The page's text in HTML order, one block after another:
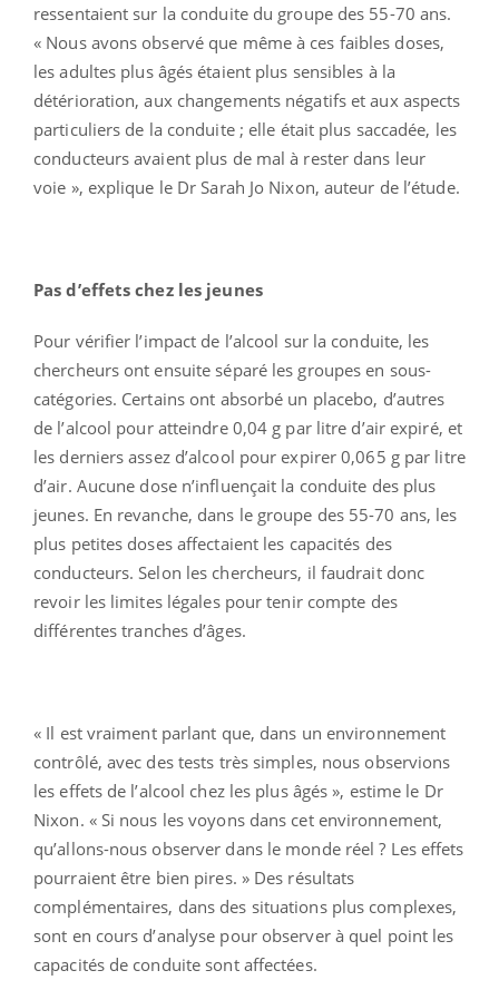
ressentaient sur la conduite du groupe des 55-70 ans.
« Nous avons observé que même à ces faibles doses,
les adultes plus âgés étaient plus sensibles à la
détérioration, aux changements négatifs et aux aspects
particuliers de la conduite ; elle était plus saccadée, les
conducteurs avaient plus de mal à rester dans leur
voie », explique le Dr Sarah Jo Nixon, auteur de l’étude.
Pas d’effets chez les jeunes
Pour vérifier l’impact de l’alcool sur la conduite, les
chercheurs ont ensuite séparé les groupes en sous-
catégories. Certains ont absorbé un placebo, d’autres
de l’alcool pour atteindre 0,04 g par litre d’air expiré, et
les derniers assez d’alcool pour expirer 0,065 g par litre
d’air. Aucune dose n’influençait la conduite des plus
jeunes. En revanche, dans le groupe des 55-70 ans, les
plus petites doses affectaient les capacités des
conducteurs. Selon les chercheurs, il faudrait donc
revoir les limites légales pour tenir compte des
différentes tranches d’âges.
« Il est vraiment parlant que, dans un environnement
contrôlé, avec des tests très simples, nous observions
les effets de l’alcool chez les plus âgés », estime le Dr
Nixon. « Si nous les voyons dans cet environnement,
qu’allons-nous observer dans le monde réel ? Les effets
pourraient être bien pires. » Des résultats
complémentaires, dans des situations plus complexes,
sont en cours d’analyse pour observer à quel point les
capacités de conduite sont affectées.